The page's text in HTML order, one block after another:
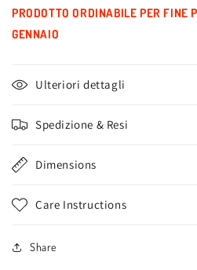
PRODOTTO ORDINABILE PER FINE
GENNAIO
Ulteriori dettagli
Spedizione & Resi
Dimensions
Care Instructions
Share